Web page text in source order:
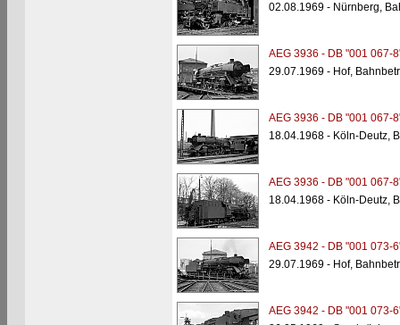
02.08.1969 - Nürnberg,
AEG 3936 - DB "001 067-
29.07.1969 - Hof,
AEG 3936 - DB "001 067-
18.04.1968 - Köln-Deutz,
AEG 3936 - DB "001 067-
18.04.1968 - Köln-Deutz,
AEG 3942 - DB "001 073-
29.07.1969 - Hof,
AEG 3942 - DB "001 073-